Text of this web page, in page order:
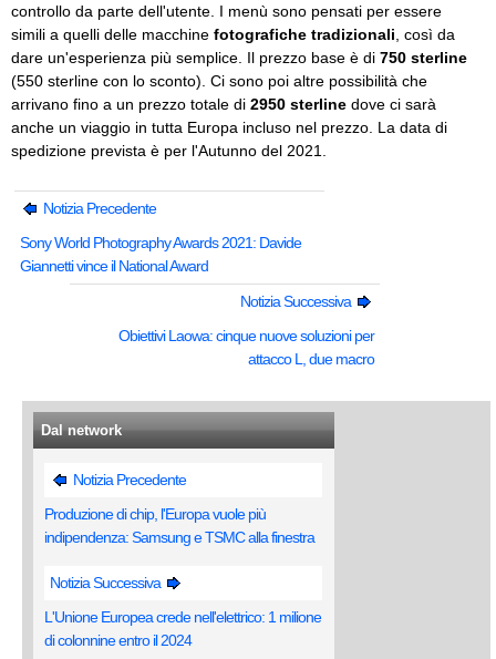
controllo da parte dell'utente. I menù sono pensati per essere
simili a quelli delle macchine fotografiche tradizionali , così da
dare un'esperienza più semplice. Il prezzo base è di 750 sterline
(550 sterline con lo sconto). Ci sono poi altre possibilità che
arrivano fino a un prezzo totale di 2950 sterline dove ci sarà
anche un viaggio in tutta Europa incluso nel prezzo. La data di
spedizione prevista è per l'Autunno del 2021.
Notizia Precedente
Sony World Photography Awards 2021: Davide
Giannetti vince il National Award
Notizia Successiva
Obiettivi Laowa: cinque nuove soluzioni per
attacco L, due macro
Dal network
Notizia Precedente
Produzione di chip, l'Europa vuole più
indipendenza: Samsung e TSMC alla finestra
Notizia Successiva
L'Unione Europea crede nell'elettrico: 1 milione
di colonnine entro il 2024